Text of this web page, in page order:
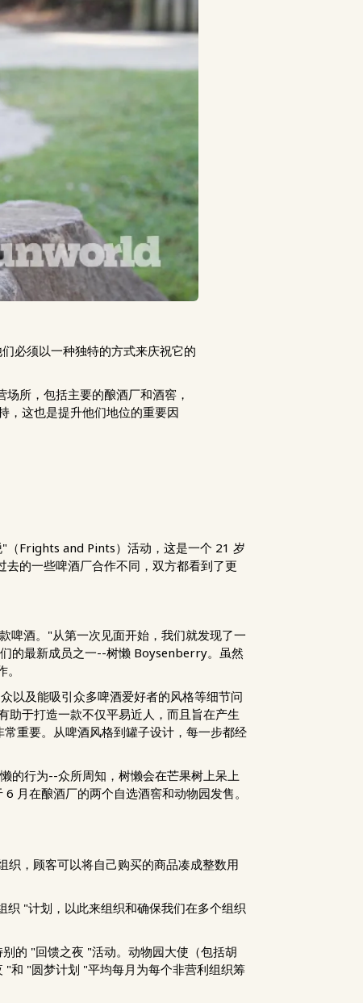
必须以一种独特的方式来庆祝它的
所，包括主要的酿酒厂和酒窖，
，这也是提升他们地位的重要因
Frights and Pints）活动，这是一个 21 岁
的一些啤酒厂合作不同，双方都看到了更
啤酒。"从第一次见面开始，我们就发现了一
的最新成员之一--树懒 Boysenberry。虽然
以及能吸引众多啤酒爱好者的风格等细节问
助于打造一款不仅平易近人，而且旨在产生
重要。从啤酒风格到罐子设计，每一步都经
的行为--众所周知，树懒会在芒果树上呆上
月在酿酒厂的两个自选酒窖和动物园发售。
，顾客可以将自己购买的商品凑成整数用
"计划，以此来组织和确保我们在多个组织
的 "回馈之夜 "活动。动物园大使（包括胡
和 "圆梦计划 "平均每月为每个非营利组织筹